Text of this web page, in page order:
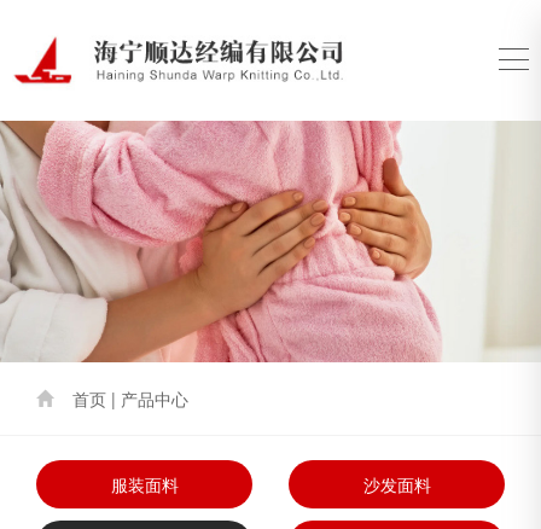
首页 | 产品中心
服装面料 沙发面料